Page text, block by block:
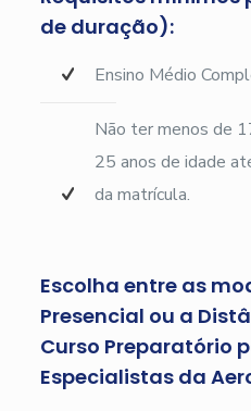
de duração):
Ensino Médio
Não ter menos de
25 anos de idade
da matrícula.
Escolha entre as
Presencial ou a
Curso Preparatório
Especialistas da